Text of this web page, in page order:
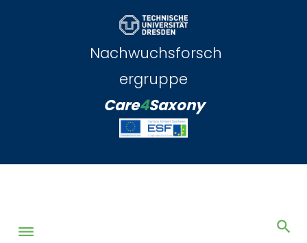
Nachwuchsforsch
ergruppe
Care4Saxony